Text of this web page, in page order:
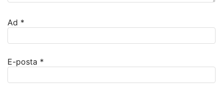
Ad *
E-posta *